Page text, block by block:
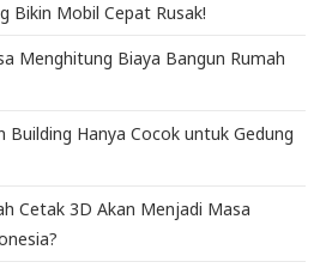
Bikin Mobil Cepat Rusak!
Menghitung Biaya Bangun Rumah
Building Hanya Cocok untuk Gedung
Cetak 3D Akan Menjadi Masa